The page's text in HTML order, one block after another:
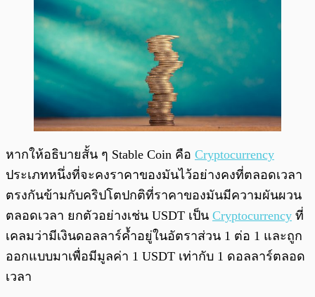
หากให้อธิบายสั้น ๆ Stable Coin คือ Cryptocurrency
ประเภทหนึ่งที่จะคงราคาของมันไว้อย่างคงที่ตลอดเวลา
ตรงกันข้ามกับคริปโตปกติที่ราคาของมันมีความผันผวน
ตลอดเวลา ยกตัวอย่างเช่น USDT เป็น Cryptocurrency ที่
เคลมว่ามีเงินดอลลาร์ค้ำอยู่ในอัตราส่วน 1 ต่อ 1 และถูก
ออกแบบมาเพื่อมีมูลค่า 1 USDT เท่ากับ 1 ดอลลาร์ตลอด
เวลา